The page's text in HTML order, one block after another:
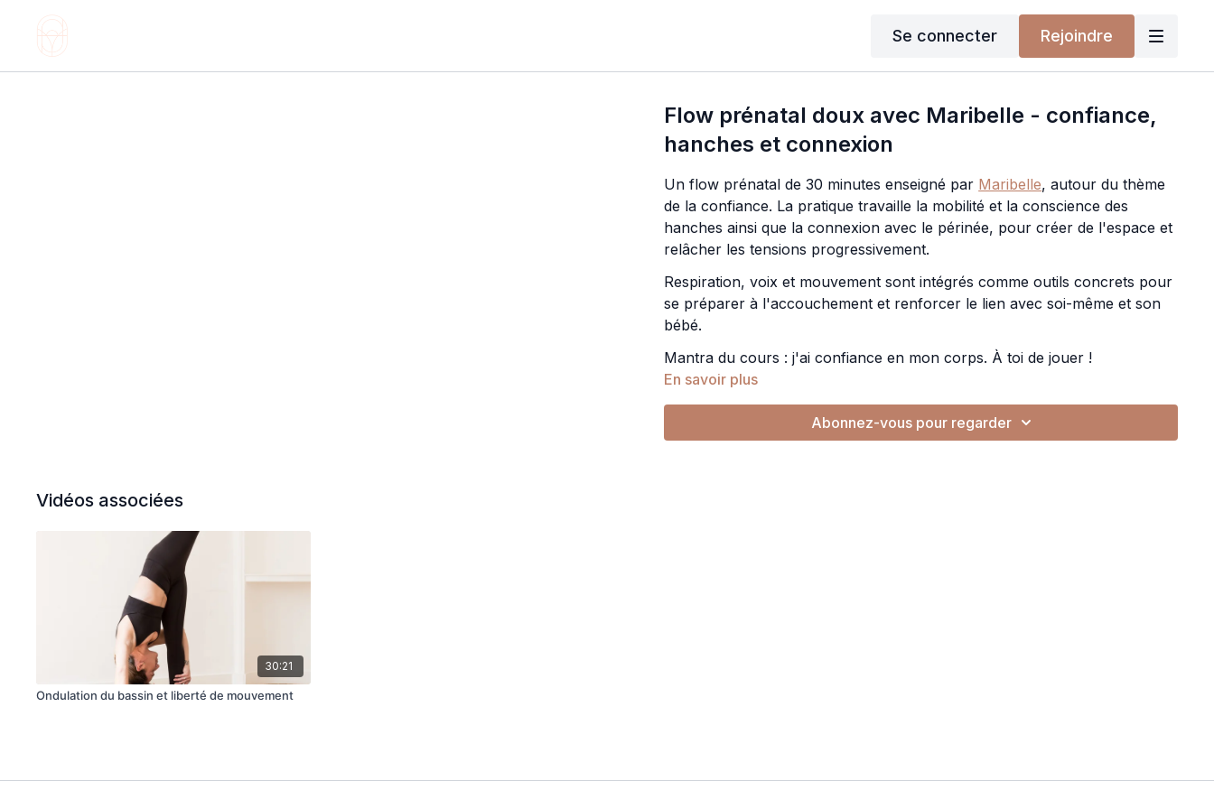
Se connecter Rejoindre
Flow prénatal doux avec Maribelle - confiance,
hanches et connexion
Un flow prénatal de 30 minutes enseigné par Maribelle, autour du thème
de la confiance. La pratique travaille la mobilité et la conscience des
hanches ainsi que la connexion avec le périnée, pour créer de l'espace et
relâcher les tensions progressivement.
Respiration, voix et mouvement sont intégrés comme outils concrets pour
se préparer à l'accouchement et renforcer le lien avec soi-même et son
bébé.
Mantra du cours : j'ai confiance en mon corps. À toi de jouer !
En savoir plus
Abonnez-vous pour regarder
Vidéos associées
30:21
Ondulation du bassin et liberté de mouvement